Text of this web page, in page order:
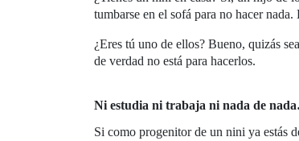
tumbarse en el sofá para no hacer
¿Eres tú uno de ellos? Bueno, quizás
de verdad no está para hacerlos.
Ni estudia ni trabaja ni nada de
Si como progenitor de un nini ya estás